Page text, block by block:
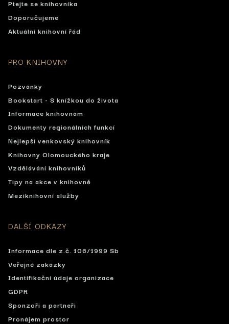
Ptejte se knihovníka
Doporučujeme
Aktuální knihovní řád
PRO KNIHOVNY
Pozvánky
Bookstart - S knížkou do života
Informace knihovnám
Dokumenty regionálních funkcí
Nejlepší venkovský knihovník
Knihovny Olomouckého kraje
Vzdělávání knihovníků
Tipy na akce v knihovně
Meziknihovní služby
DALŠÍ ODKAZY
Informace dle z.č. 106/1999 Sb
Veřejné zakázky
Identifikační údaje organizace
GDPR
Sponzoři a partneři
Pronájem prostor